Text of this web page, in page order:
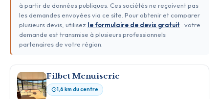
à partir de données publiques. Ces sociétés ne reçoivent pas
les demandes envoyées via ce site. Pour obtenir et comparer
plusieurs devis, utilisez le formulaire de devis gratuit : votre
demande est transmise à plusieurs professionnels
partenaires de votre région.
Filbet Menuiserie
1,6 km du centre